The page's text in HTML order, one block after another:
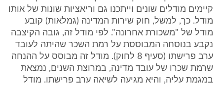
קיימים מודלים שונים וייתכנו גם וריאציות שונות של אותו
מודל. כך, למשל, חוק שירות המדינה (גמלאות) קובע
מודל של "משכורת אחרונה". לפי מודל זה, גובה הקיצבה
נקבע בנוסחה המבוססת על רמת השכר שהיתה לעובד
ערב פרישתו (סעיף 8 לחוק). מודל זה מבוסס על ההנחה
שרמת שכרו של עובד מדינה, במרוצת השנים, נמצאת
במגמת עליה, והיא מגיעה לשיאה ערב פרישתו. מודל